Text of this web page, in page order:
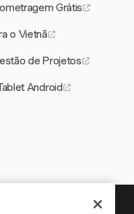
Grátis
o Vietnã
de Projetos
Android